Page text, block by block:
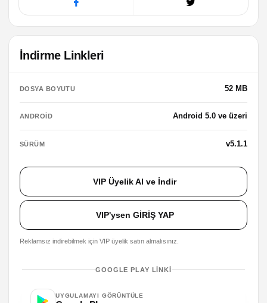
İndirme Linkleri
DOSYA BOYUTU 52 MB
ANDROID Android 5.0 ve üzeri
SÜRÜM v5.1.1
VIP Üyelik Al ve İndir
VIP'ysen GİRİŞ YAP
Reklamsız indirebilmek için VIP üyelik satın almalısınız.
GOOGLE PLAY LINKI
UYGULAMAYI GÖRÜNTÜLE